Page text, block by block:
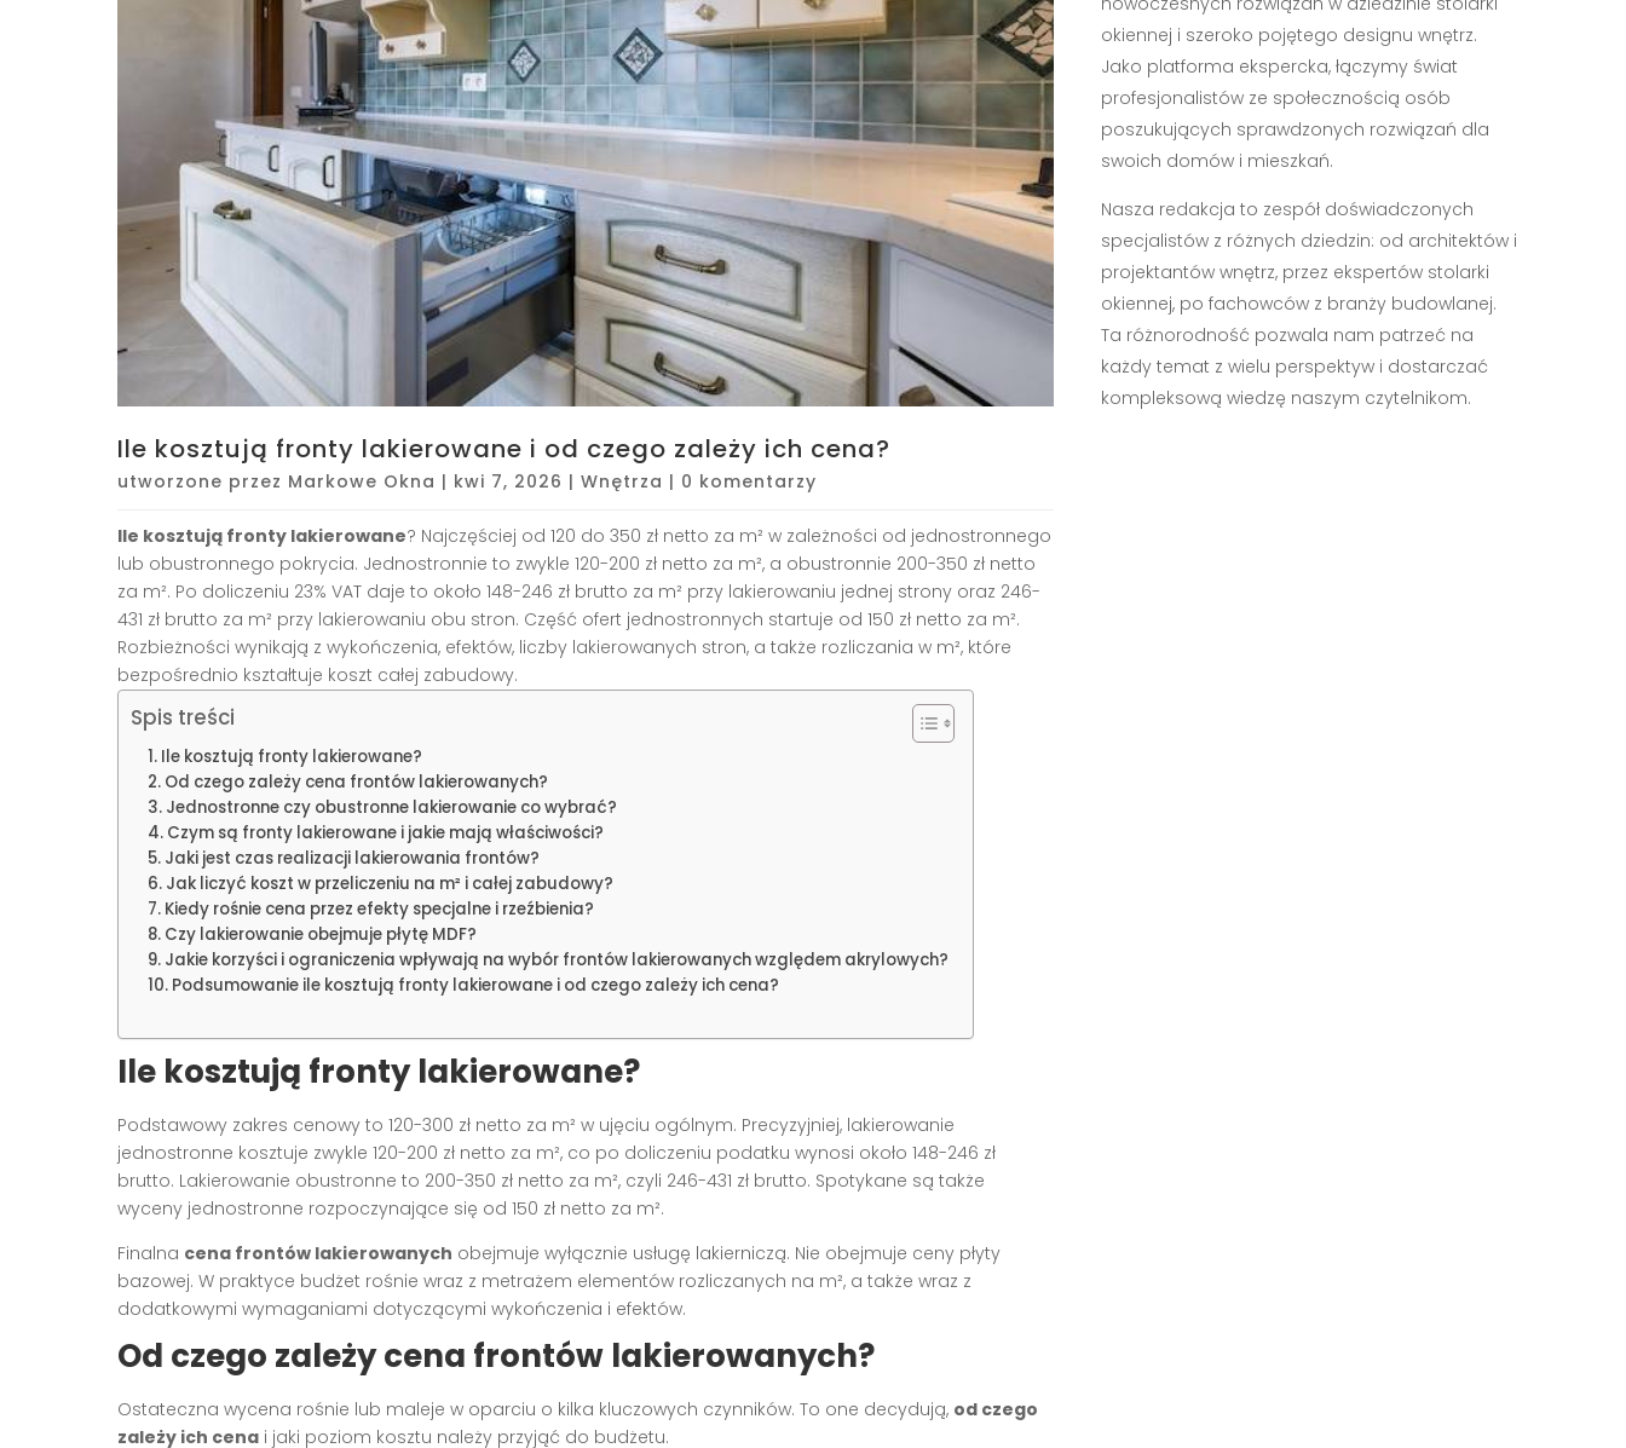
Ile kosztują fronty lakierowane i od czego zależy ich cena?
utworzone przez Markowe Okna | kwi 7, 2026 | Wnętrza | 0 komentarzy
Ile kosztują fronty lakierowane? Najczęściej od 120 do 350 zł netto za m² w zależności od jednostronnego
lub obustronnego pokrycia. Jednostronnie to zwykle 120-200 zł netto za m², a obustronnie 200-350 zł netto
za m². Po doliczeniu 23% VAT daje to około 148-246 zł brutto za m² przy lakierowaniu jednej strony oraz 246-
431 zł brutto za m² przy lakierowaniu obu stron. Część ofert jednostronnych startuje od 150 zł netto za m².
Rozbieżności wynikają z wykończenia, efektów, liczby lakierowanych stron, a także rozliczania w m², które
bezpośrednio kształtuje koszt całej zabudowy.
Spis treści
Ile kosztują fronty lakierowane?
Od czego zależy cena frontów lakierowanych?
Jednostronne czy obustronne lakierowanie co wybrać?
Czym są fronty lakierowane i jakie mają właściwości?
Jaki jest czas realizacji lakierowania frontów?
Jak liczyć koszt w przeliczeniu na m² i całej zabudowy?
Kiedy rośnie cena przez efekty specjalne i rzeźbienia?
Czy lakierowanie obejmuje płytę MDF?
Jakie korzyści i ograniczenia wpływają na wybór frontów lakierowanych względem akrylowych?
Podsumowanie ile kosztują fronty lakierowane i od czego zależy ich cena?
Ile kosztują fronty lakierowane?
Podstawowy zakres cenowy to 120-300 zł netto za m² w ujęciu ogólnym. Precyzyjniej, lakierowanie
jednostronne kosztuje zwykle 120-200 zł netto za m², co po doliczeniu podatku wynosi około 148-246 zł
brutto. Lakierowanie obustronne to 200-350 zł netto za m², czyli 246-431 zł brutto. Spotykane są także
wyceny jednostronne rozpoczynające się od 150 zł netto za m².
Finalna cena frontów lakierowanych obejmuje wyłącznie usługę lakierniczą. Nie obejmuje ceny płyty
bazowej. W praktyce budżet rośnie wraz z metrażem elementów rozliczanych na m², a także wraz z
dodatkowymi wymaganiami dotyczącymi wykończenia i efektów.
Od czego zależy cena frontów lakierowanych?
Ostateczna wycena rośnie lub maleje w oparciu o kilka kluczowych czynników. To one decydują, od czego
zależy ich cena i jaki poziom kosztu należy przyjąć do budżetu.
okiennej i szeroko pojętego designu wnętrz.
Jako platforma ekspercka, łączymy świat
profesjonalistów ze społecznością osób
poszukujących sprawdzonych rozwiązań dla
swoich domów i mieszkań.
Nasza redakcja to zespół doświadczonych
specjalistów z różnych dziedzin: od architektów i
projektantów wnętrz, przez ekspertów stolarki
okiennej, po fachowców z branży budowlanej.
Ta różnorodność pozwala nam patrzeć na
każdy temat z wielu perspektyw i dostarczać
kompleksową wiedzę naszym czytelnikom.